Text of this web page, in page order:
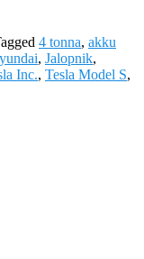
4 tonna, akku
, Jalopnik,
Inc., Tesla Model S,